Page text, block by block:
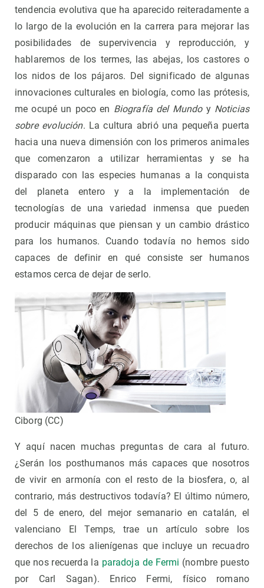
tendencia evolutiva que ha aparecido reiteradamente a
lo largo de la evolución en la carrera para mejorar las
posibilidades de supervivencia y reproducción, y
hablaremos de los termes, las abejas, los castores o
los nidos de los pájaros. Del significado de algunas
innovaciones culturales en biología, como las prótesis,
me ocupé un poco en Biografía del Mundoy Noticias
sobre evolución. La cultura abrió una pequeña puerta
hacia una nueva dimensión con los primeros animales
que comenzaron a utilizar herramientas y se ha
disparado con las especies humanas a la conquista
del planeta entero y a la implementación de
tecnologías de una variedad inmensa que pueden
producir máquinas que piensan y un cambio drástico
para los humanos. Cuando todavía no hemos sido
capaces de definir en qué consiste ser humanos
estamos cerca de dejar de serlo.
Ciborg (CC)
Y aquí nacen muchas preguntas de cara al futuro.
¿Serán los posthumanos más capaces que nosotros
de vivir en armonía con el resto de la biosfera, o, al
contrario, más destructivos todavía? El último número,
del 5 de enero, del mejor semanario en catalán, el
valenciano El Temps, trae un artículo sobre los
derechos de los alienígenas que incluye un recuadro
que nos recuerda la paradoja de Fermi (nombre puesto
por Carl Sagan). Enrico Fermi, físico romano